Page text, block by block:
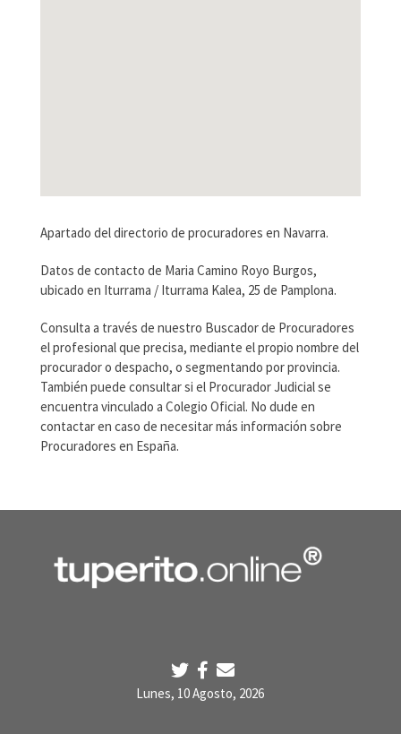
Apartado del directorio de procuradores en Navarra.
Datos de contacto de Maria Camino Royo Burgos,
ubicado en Iturrama / Iturrama Kalea, 25 de Pamplona.
Consulta a través de nuestro Buscador de Procuradores
el profesional que precisa, mediante el propio nombre del
procurador o despacho, o segmentando por provincia.
También puede consultar si el Procurador Judicial se
encuentra vinculado a Colegio Oficial. No dude en
contactar en caso de necesitar más información sobre
Procuradores en España.
Lunes, 10 Agosto, 2026